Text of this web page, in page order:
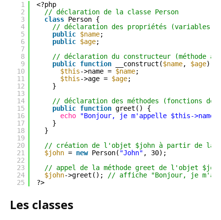
1
2
3
4
5
6
7
8
9
10
11
12
13
14
15
16
17
18
19
20
21
22
23
24
25
<?php
// déclaration de la classe Person
class Person {
// déclaration des propriétés (variables
public $name;
public $age;
// déclaration du constructeur (méthode
public function __construct($name, $age) {
$this->name = $name;
$this->age = $age;
}
// déclaration des méthodes (fonctions de
public function greet() {
echo
"Bonjour, je m'appelle $this-
}
}
// création de l'objet $john à partir de la
$john = new Person( "John" , 30);
// appel de la méthode greet de l'objet
$john->greet(); // affiche "Bonjour, je
?>
Les classes